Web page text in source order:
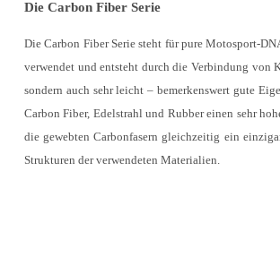
Die Carbon Fiber Serie
Die Carbon Fiber Serie steht für pure Motosport-
verwendet und entsteht durch die Verbindung von
sondern auch sehr leicht – bemerkenswert gute
Carbon Fiber, Edelstrahl und Rubber einen sehr
die gewebten Carbonfasern gleichzeitig ein
Strukturen der verwendeten Materialien.